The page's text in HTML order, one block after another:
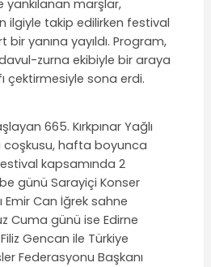
yankılanan marşlar,
ilgiyle takip edilirken festival
yanına yayıldı. Program,
davul-zurna ekibiyle bir araya
çektirmesiyle sona erdi.
665. Kırkpınar Yağlı
coşkusu, hafta boyunca
kapsamında 2
günü Sarayiçi Konser
Emir Can İğrek sahne
Cuma günü ise Edirne
Gencan ile Türkiye
Federasyonu Başkanı